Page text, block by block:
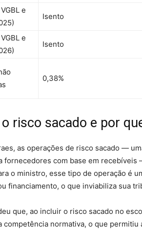
e
Isento
e
Isento
0,38%
o risco sacado e por
as operações de risco sacado —
fornecedores com base em
o ministro, esse tipo de operação é
financiamento, o que inviabiliza sua
que, ao incluir o risco sacado no
competência normativa, o que